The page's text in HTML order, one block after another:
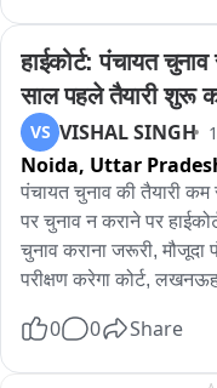
के लक्ष्य के सापेक्ष
जीएसटी से 7821 करोड़
जुलाई में 5053 करोड़ रुपये,
परिवहन से 1113 करोड़
उन्होंने बताया कि करेत्तर
जुलाई में 262 करोड़ रुपये मिले
2026-27 के माह जुलाई
हैं जो कि जुलाई तक के लक्ष्य
तक 43017.54 करोड़ रुपये
हाईकोर्ट: पंचायत
साल पहले तैयारी शुरू
VS VISHAL SINGH
Noida, Uttar
पंचायत चुनाव की तैयारी
पर चुनाव न कराने पर
चुनाव कराना जरूरी, मौजूदा
परीक्षण करेगा कोर्ट,
हुए कहा है कि अगली बार
0 0 Share